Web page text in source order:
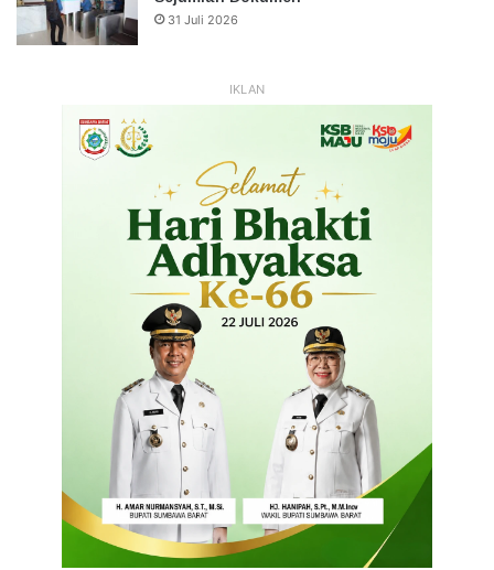
31 Juli 2026
IKLAN